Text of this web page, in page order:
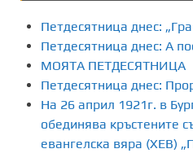
Петдесятница днес:
Петдесятница днес: А
МОЯТА ПЕТДЕСЯТНИЦА
Петдесятница днес:
На 26 април 1921г. в
обединява кръстените
евангелска вяра (ХЕВ)